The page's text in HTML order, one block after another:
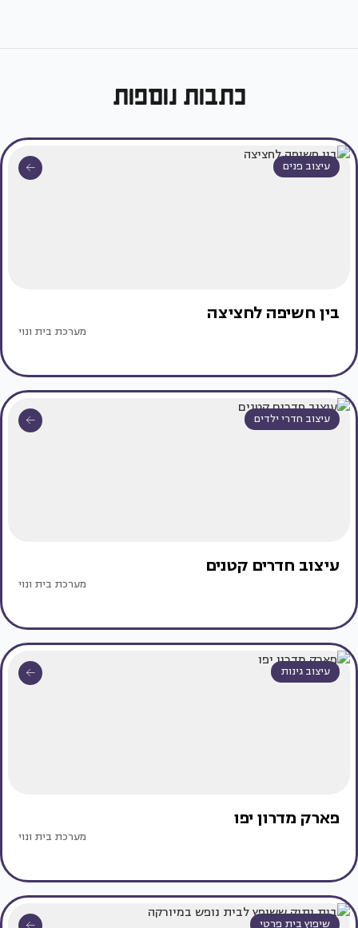
כתבות נוספות
עיצוב פנים
בין חשיפה לחציצה
מערכת בית ונוי
עיצוב חדרי ילדים
עיצוב חדרים קטנים
מערכת בית ונוי
עיצוב גינות
פארק מדרון יפו
מערכת בית ונוי
שיפוץ בית פרטי